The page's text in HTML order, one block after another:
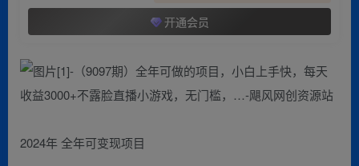
开通会员
2024年 全年可变现项目